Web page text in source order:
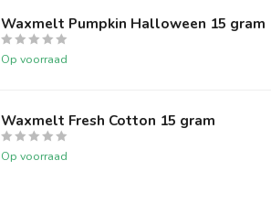
Waxmelt Pumpkin Halloween 15 gram
Op voorraad
Waxmelt Fresh Cotton 15 gram
Op voorraad